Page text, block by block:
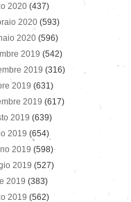
2020 (437)
2020 (593)
2020 (596)
2019 (542)
2019 (316)
2019 (631)
2019 (617)
2019 (639)
2019 (654)
2019 (598)
2019 (527)
2019 (383)
2019 (562)